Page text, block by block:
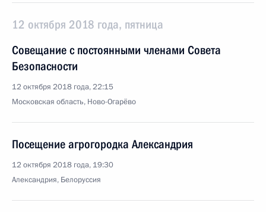
12 октября 2018 года, пятница
Совещание с постоянными членами Совета
Безопасности
12 октября 2018 года, 22:15
Московская область, Ново-Огарёво
Посещение агрогородка Александрия
12 октября 2018 года, 19:30
Александрия, Белоруссия